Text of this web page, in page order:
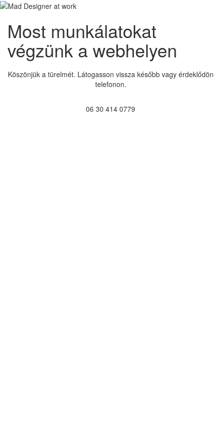
Most munkálatokat
végzünk a webhelyen
Köszönjük a türelmét. Látogasson vissza később vagy érdeklődön
telefonon.
06 30 414 0779